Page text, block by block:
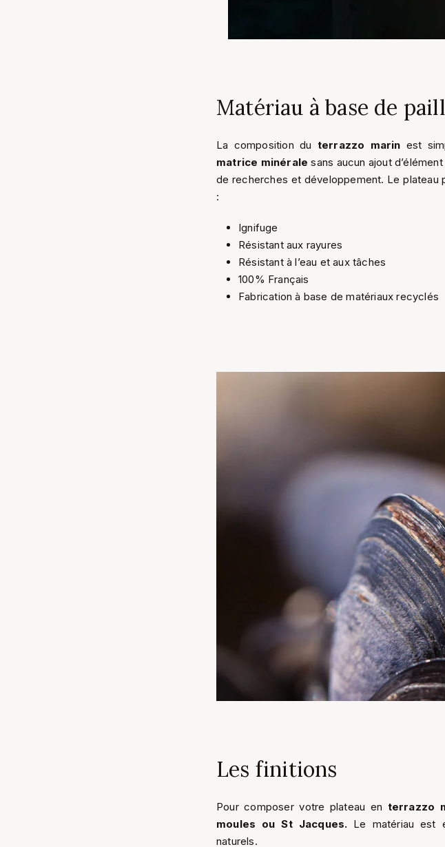
Matériau à base de
La composition du terrazzo marin est
matrice minérale sans aucun ajout
de recherches et développement. Le
:
Ignifuge
Résistant aux rayures
Résistant à l’eau et aux tâches
100% Français
Fabrication à base de matériaux recyclés
Les finitions
Pour composer votre plateau en terrazzo
moules ou St Jacques. Le matériau est
naturels.